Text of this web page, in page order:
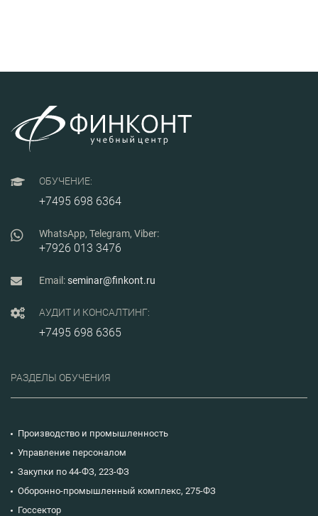
ОБУЧЕНИЕ:
+7495 698 6364
WhatsApp, Telegram, Viber:
+7926 013 3476
Email:seminar@finkont.ru
АУДИТ И КОНСАЛТИНГ:
+7495 698 6365
РАЗДЕЛЫ ОБУЧЕНИЯ
Производство и промышленность
Управление персоналом
Закупки по 44-ФЗ, 223-ФЗ
Оборонно-промышленный комплекс, 275-ФЗ
Госсектор